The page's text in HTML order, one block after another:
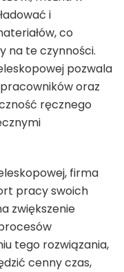
i
co
na te czynności.
pozwala
oraz
ręcznego
firma
pracy swoich
zwiększenie
tego rozwiązania,
cenny czas,